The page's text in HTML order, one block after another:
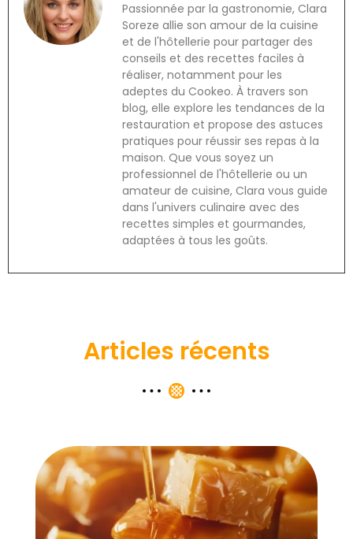
Passionnée par la gastronomie, Clara
Soreze allie son amour de la cuisine
et de l'hôtellerie pour partager des
conseils et des recettes faciles à
réaliser, notamment pour les
adeptes du Cookeo. À travers son
blog, elle explore les tendances de la
restauration et propose des astuces
pratiques pour réussir ses repas à la
maison. Que vous soyez un
professionnel de l'hôtellerie ou un
amateur de cuisine, Clara vous guide
dans l'univers culinaire avec des
recettes simples et gourmandes,
adaptées à tous les goûts.
Articles récents